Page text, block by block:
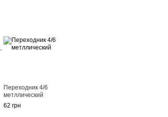
Переходник 4/6
метллический
62 грн